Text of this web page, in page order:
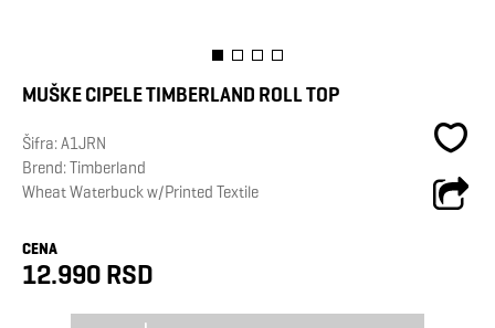
MUŠKE CIPELE TIMBERLAND ROLL TOP
Šifra:A1JRN
Brend:Timberland
Wheat Waterbuck w/Printed Textile
CENA
12.990 RSD